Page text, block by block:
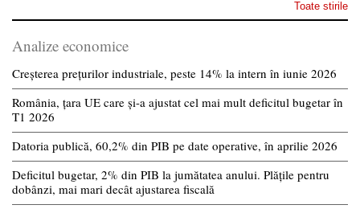
Toate stirile
Analize economice
Creșterea prețurilor industriale, peste 14% la intern în iunie 2026
România, țara UE care și-a ajustat cel mai mult deficitul bugetar în
T1 2026
Datoria publică, 60,2% din PIB pe date operative, în aprilie 2026
Deficitul bugetar, 2% din PIB la jumătatea anului. Plățile pentru
dobânzi, mai mari decât ajustarea fiscală